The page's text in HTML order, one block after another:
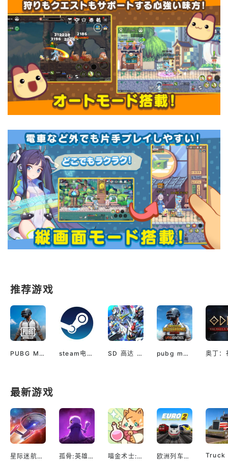
推荐游戏
PUBG M(国际服绝地求生) steam电脑版下载 SD 高达 G世代 永恒（国际服） pubg mobile最新版本
最新游戏
星际迷航：舰队指挥官 孤骨:英雄杀手 喵金术士:猫咪合并大亨 欧洲列车模拟2